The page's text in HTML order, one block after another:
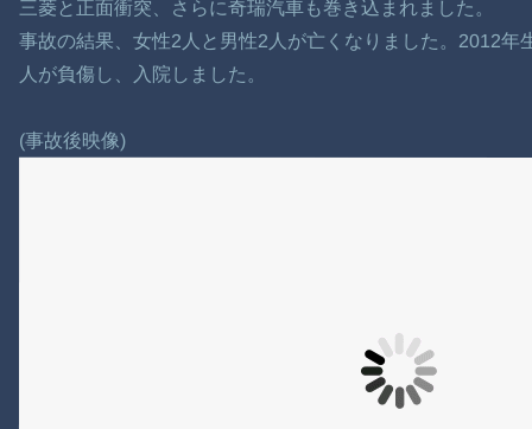
三菱と正面衝突、さらに奇瑞汽車も巻き込まれました。
事故の結果、女性2人と男性2人が亡くなりました。2012年
人が負傷し、入院しました。
(事故後映像)